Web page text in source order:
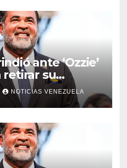
ante ‘Ozzie’
retirar su
NOTICIAS VENEZUELA